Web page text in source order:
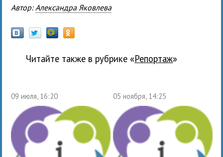
Автор: Александра Яковлева
Читайте также в рубрике « Репортаж»
09 июля, 16:20 05 ноября, 14:25